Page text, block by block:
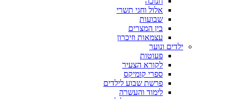
אלול וחגי תשרי
שבועות
בין המצרים
עצמאות וזיכרון
ילדים ונוער
פעוטות
לקורא הצעיר
ספרי קומיקס
פרשת שבוע לילדים
לימוד והעשרה